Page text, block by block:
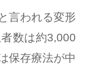
言われる変形
数は約3,000
保存療法が中